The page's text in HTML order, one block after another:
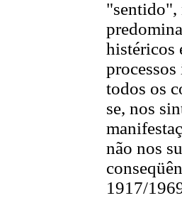
"sentido",
histéricos
todos os
se, nos
não nos
1917/